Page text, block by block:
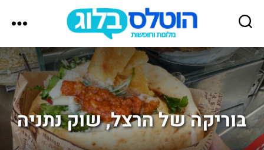
הוטלס
בלוג
בוריקה של הרצל, שוק נתניה